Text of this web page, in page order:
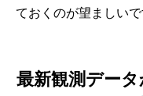
ておくのが望ましいで
最新観測デー